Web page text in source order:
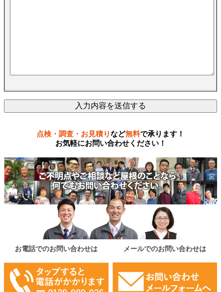
点検・調査・お見積りなど無料で承ります！
お気軽にお問い合わせください！
お電話でのお問い合わせは メールでのお問い合わせは